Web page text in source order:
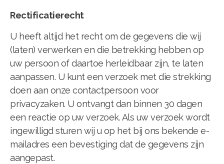
Rectificatierecht
U heeft altijd het recht om de gegevens die wij
(laten) verwerken en die betrekking hebben op
uw persoon of daartoe herleidbaar zijn, te laten
aanpassen. U kunt een verzoek met die strekking
doen aan onze contactpersoon voor
privacyzaken. U ontvangt dan binnen 30 dagen
een reactie op uw verzoek. Als uw verzoek wordt
ingewilligd sturen wij u op het bij ons bekende e-
mailadres een bevestiging dat de gegevens zijn
aangepast.